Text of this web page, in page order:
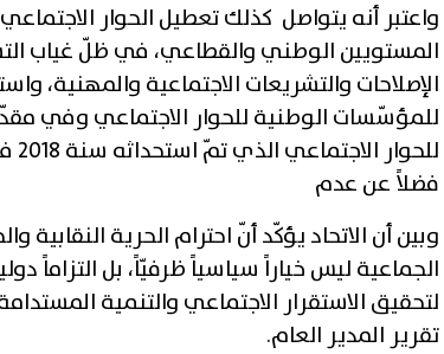
واعتبر أنه يتواصل كذلك تعطيل الحوار
المستويين الوطني والقطاعي، في ظلّ غياب
الإصلاحات والتشريعات الاجتماعية والمهنية،
للمؤسّسات الوطنية للحوار الاجتماعي وفي
فضلاً عن عدم
وبين أن الاتحاد يؤكّد أنّ احترام الحرية النقابية
الجماعية ليس خياراً سياسياً ظرفيّاً، بل التزاماً
لتحقيق الاستقرار الاجتماعي والتنمية
تقرير المدير العام.